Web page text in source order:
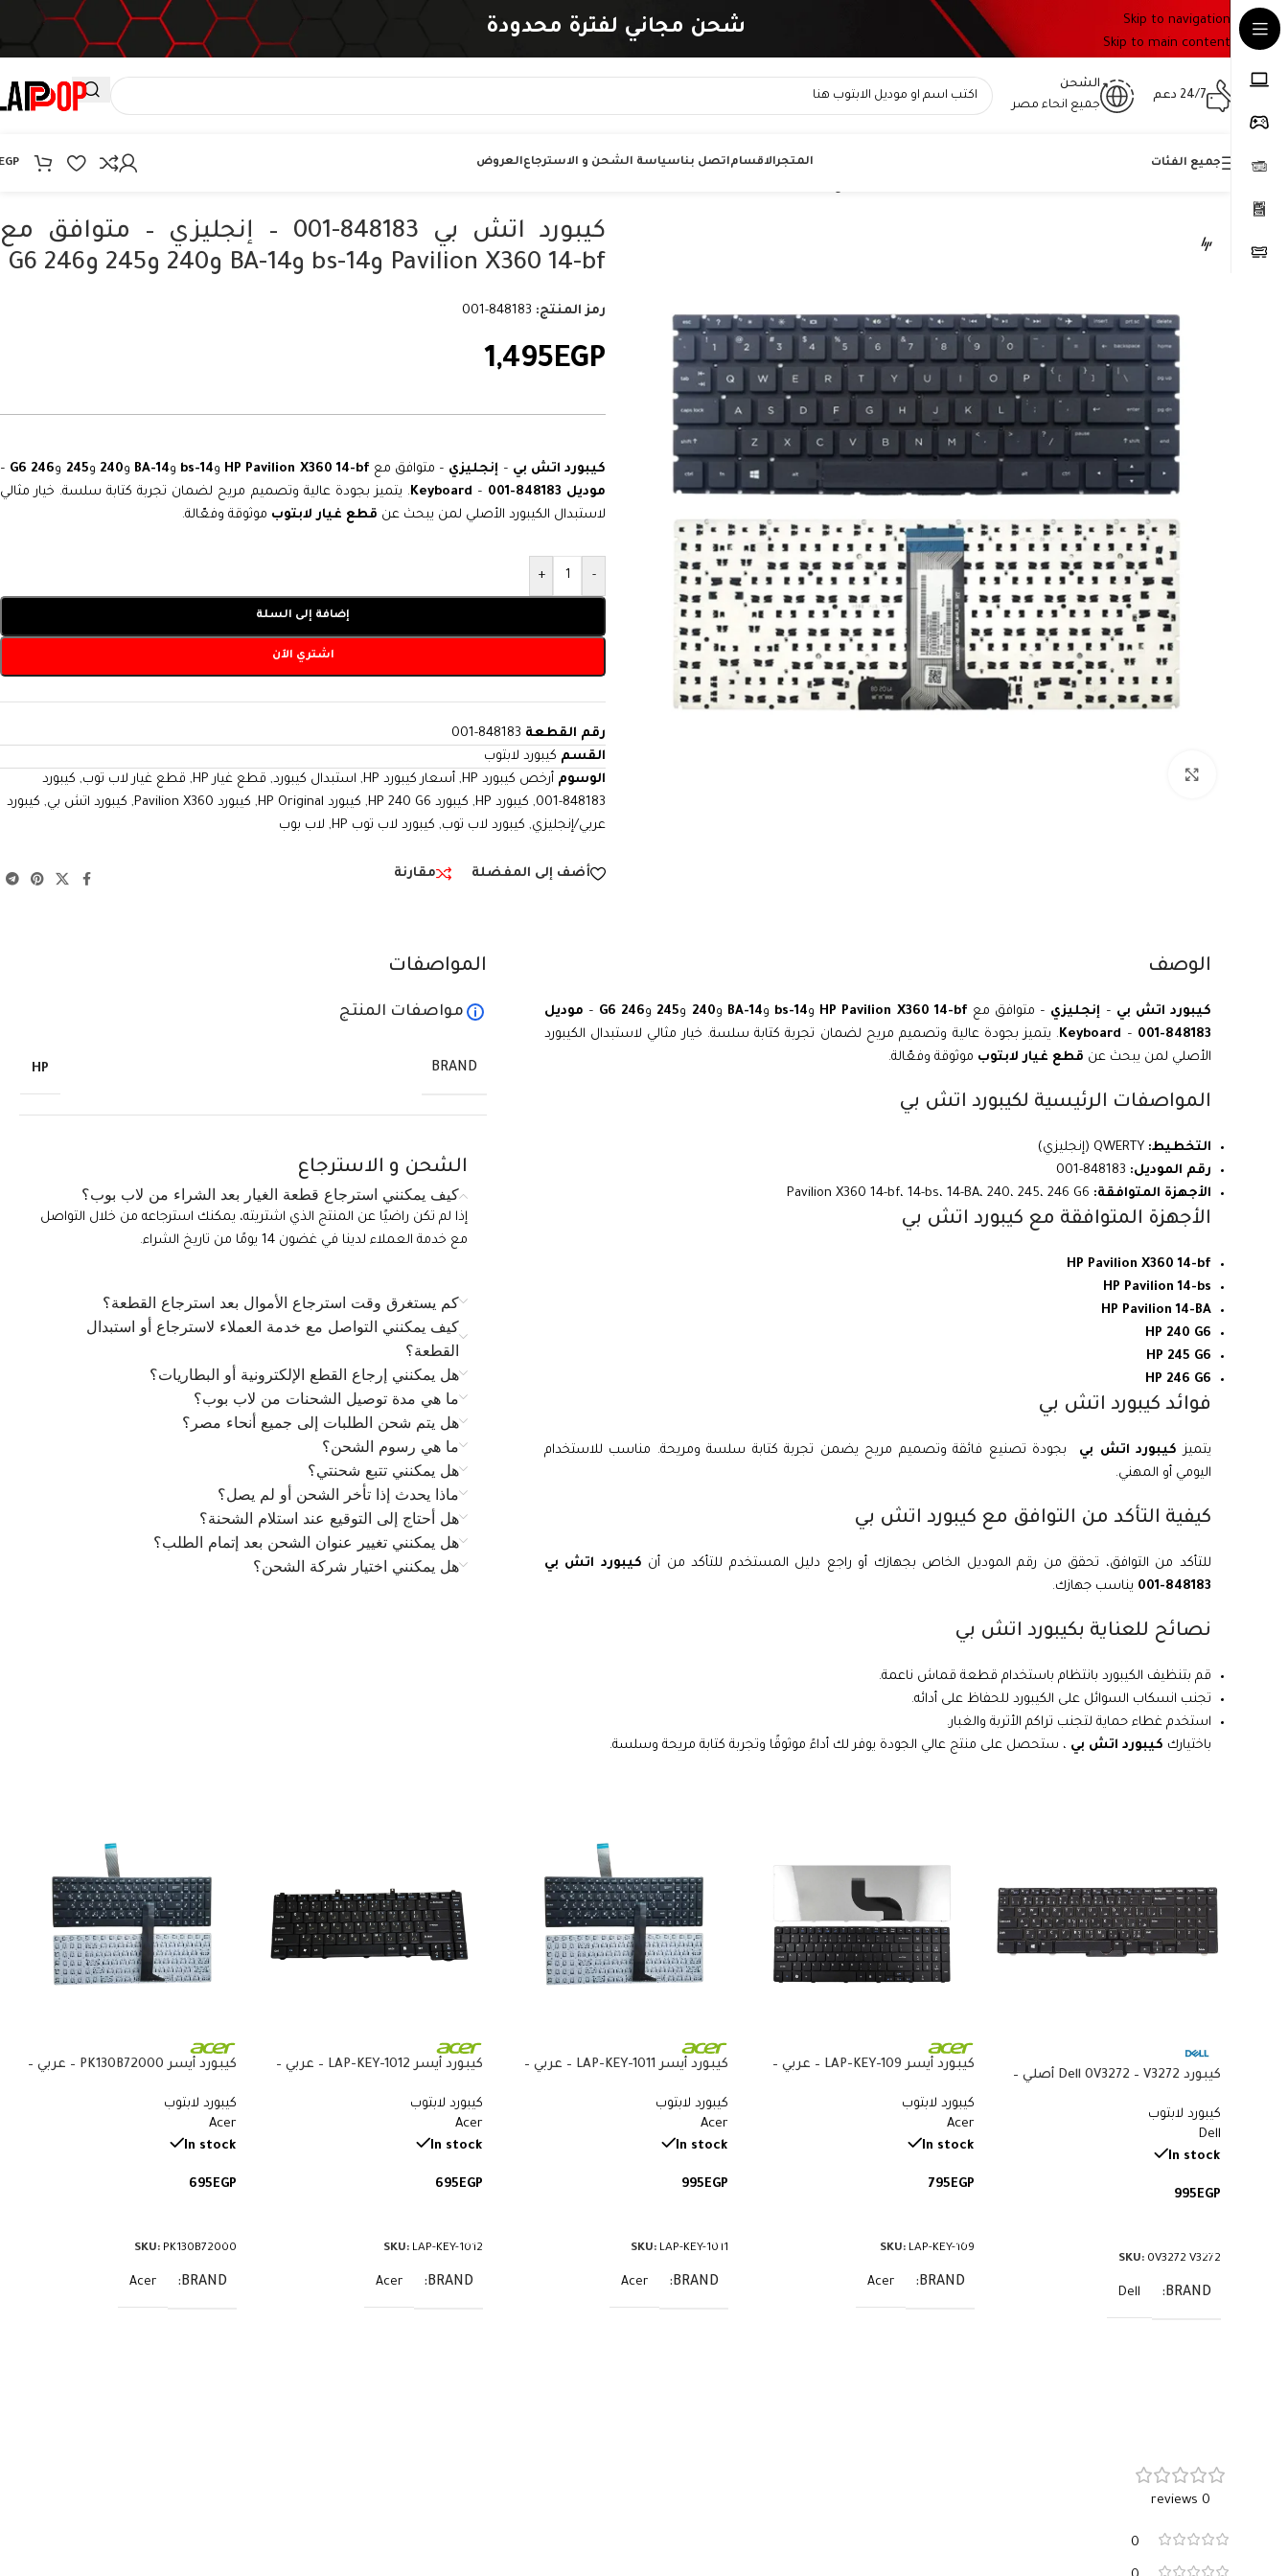
Skip to navigation
Skip to main content
شحن مجاني لفترة محدودة
24/7 دعم
الشحن
جميع انحاء مصر
جميع الفئات المتجرالاقساماتصل بناسياسة الشحن و الاسترجاعالعروض
كيبورد اتش بي 848183-001 – إنجليزي – متوافق مع
Pavilion X360 14-bf و14-bs و14-BA و240 و245 و246 G6
رمز المنتج: 848183-001
1,495EGP
كيبورد اتش بي – إنجليزي – متوافق مع HP Pavilion X360 14-bf و14-bs و14-BA و240 و245 و246 G6
–
موديل 848183-001
–
Keyboard. يتميز بجودة عالية وتصميم مريح لضمان تجربة كتابة سلسة. خيار مثالي
لاستبدال الكيبورد الأصلي لمن يبحث عن قطع غيار لابتوب موثوقة وفعّالة.
-
+
إضافة إلى السلة
اشتري الآن
رقم القطعة 848183-001
القسم كيبورد لابتوب
الوسوم أرخص كيبورد HP , أسعار كيبورد HP , استبدال كيبورد, قطع غيار HP , قطع غيار لاب توب, كيبورد
848183-001
, كيبورد HP , كيبورد HP 240 G6 , كيبورد HP Original , كيبورد Pavilion X360 , كيبورد اتش بي, كيبورد
عربي/إنجليزي, كيبورد لاب توب, كيبورد لاب توب HP , لاب بوب
أضف إلى المفضلة مقارنة
الوصف
كيبورد اتش بي – إنجليزي – متوافق مع HP Pavilion X360 14-bf و14-bs و14-BA و240 و245 و246 G6
– موديل
848183-001
–
Keyboard. يتميز بجودة عالية وتصميم مريح لضمان تجربة كتابة سلسة. خيار مثالي لاستبدال الكيبورد
الأصلي لمن يبحث عن قطع غيار لابتوب موثوقة وفعّالة.
المواصفات الرئيسية لكيبورد اتش بي
التخطيط:
رقم الموديل:
الأجهزة المتوافقة:
الأجهزة المتوافقة مع كيبورد اتش بي
HP Pavilion X360 14-bf
HP Pavilion 14-bs
HP Pavilion 14-BA
HP 240 G6
HP 245 G6
HP 246 G6
فوائد كيبورد اتش بي
يتميز كيبورد اتش بي
بجودة تصنيع فائقة وتصميم مريح يضمن تجربة كتابة سلسة ومريحة. مناسب للاستخدام
اليومي أو المهني.
كيفية التأكد من التوافق مع كيبورد اتش بي
للتأكد من التوافق، تحقق من رقم الموديل الخاص بجهازك أو راجع دليل المستخدم للتأكد من أن كيبورد اتش بي
848183-001
يناسب جهازك.
نصائح للعناية بكيبورد اتش بي
قم بتنظيف الكيبورد بانتظام باستخدام قطعة قماش ناعمة.
تجنب انسكاب السوائل على الكيبورد للحفاظ على أدائه.
استخدم غطاء حماية لتجنب تراكم الأتربة والغبار.
باختيارك كيبورد اتش بي ، ستحصل على منتج عالي الجودة يوفر لك أداءً موثوقًا وتجربة كتابة مريحة وسلسة.
المواصفات
مواصفات المنتج
BRAND
HP
الشحن و الاسترجاع
كيف يمكنني استرجاع قطعة الغيار بعد الشراء من لاب بوب؟
إذا لم تكن راضيًا عن المنتج الذي اشتريته، يمكنك استرجاعه من خلال التواصل
مع خدمة العملاء لدينا في غضون 14 يومًا من تاريخ الشراء.
كم يستغرق وقت استرجاع الأموال بعد استرجاع القطعة؟
كيف يمكنني التواصل مع خدمة العملاء لاسترجاع أو استبدال
القطعة؟
هل يمكنني إرجاع القطع الإلكترونية أو البطاريات؟
ما هي مدة توصيل الشحنات من لاب بوب؟
هل يتم شحن الطلبات إلى جميع أنحاء مصر؟
ما هي رسوم الشحن؟
هل يمكنني تتبع شحنتي؟
ماذا يحدث إذا تأخر الشحن أو لم يصل؟
هل أحتاج إلى التوقيع عند استلام الشحنة؟
هل يمكنني تغيير عنوان الشحن بعد إتمام الطلب؟
هل يمكنني اختيار شركة الشحن؟
كيبورد Dell 0V3272 – V3272 أصلي –
QWERTY بإضاءة خلفية بالعربي
والإنجليزي
كيبورد لابتوب
Dell
In stock
995EGP
SKU: 0V3272 V3272
BRAND
Dell
كيبورد أيسر LAP-KEY-109 – عربي –
كيبورد لابتوب
Acer
In stock
795EGP
SKU: LAP-KEY-109
BRAND
Acer
كيبورد أيسر LAP-KEY-1011 – عربي –
وA315-23 وAspire 5 A515-52 وA515-53
كيبورد لابتوب
Acer
In stock
995EGP
SKU: LAP-KEY-1011
BRAND
Acer
كيبورد أيسر LAP-KEY-1012 – عربي –
و3680 و5050 و5580 و5600
كيبورد لابتوب
Acer
In stock
695EGP
SKU: LAP-KEY-1012
BRAND
Acer
كيبورد أيسر PK130B72000 – عربي –
و5732 و5734 و5517 و5534 و5516
كيبورد لابتوب
Acer
In stock
695EGP
SKU: PK130B72000
BRAND
Acer
0 reviews
0